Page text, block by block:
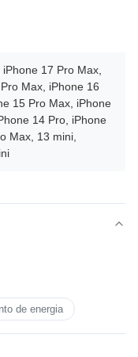
17 Pro Max,
Max, iPhone 16
15 Pro Max, iPhone
14 Pro, iPhone
Max, 13 mini,
de energia